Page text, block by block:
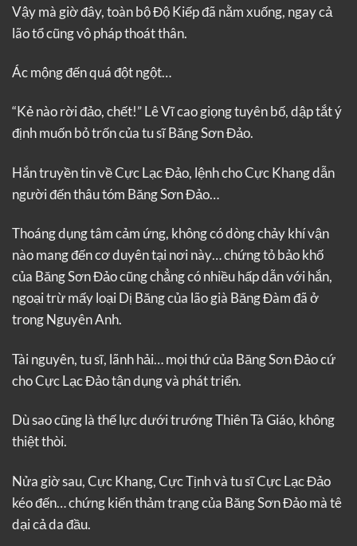
Vậy mà giờ đây, toàn bộ Độ Kiếp đã nằm xuống, ngay cả
lão tổ cũng vô pháp thoát thân.
Ác mộng đến quá đột ngột…
“Kẻ nào rời đảo, chết!” Lê Vĩ cao giọng tuyên bố, dập tắt ý
định muốn bỏ trốn của tu sĩ Băng Sơn Đảo.
Hắn truyền tin về Cực Lạc Đảo, lệnh cho Cực Khang dẫn
người đến thâu tóm Băng Sơn Đảo…
Thoáng dụng tâm cảm ứng, không có dòng chảy khí vận
nào mang đến cơ duyên tại nơi này… chứng tỏ bảo khố
của Băng Sơn Đảo cũng chẳng có nhiều hấp dẫn với hắn,
ngoại trừ mấy loại Dị Băng của lão già Băng Đàm đã ở
trong Nguyên Anh.
Tài nguyên, tu sĩ, lãnh hải… mọi thứ của Băng Sơn Đảo cứ
cho Cực Lạc Đảo tận dụng và phát triển.
Dù sao cũng là thế lực dưới trướng Thiên Tà Giáo, không
thiệt thòi.
Nửa giờ sau, Cực Khang, Cực Tịnh và tu sĩ Cực Lạc Đảo
kéo đến… chứng kiến thảm trạng của Băng Sơn Đảo mà tê
dại cả da đầu.